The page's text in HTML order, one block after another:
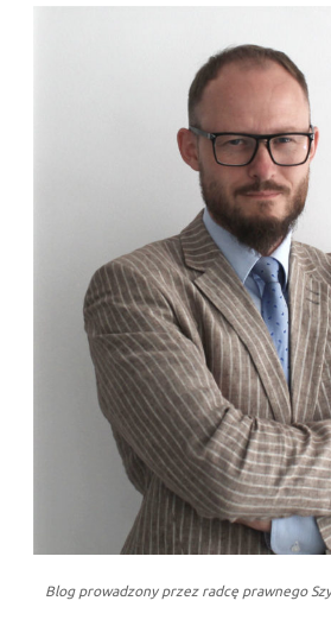
Blog prowadzony przez radcę prawnego